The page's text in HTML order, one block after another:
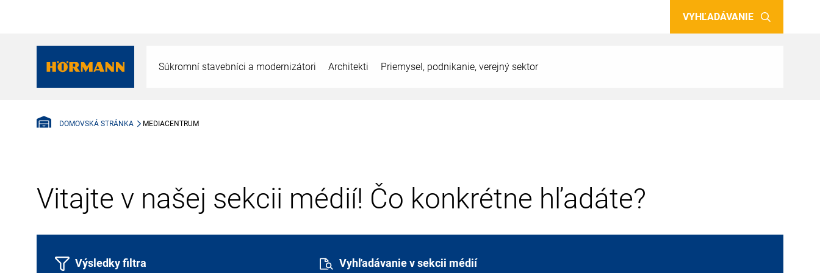
VYHĽADÁVANIE
Súkromní stavebníci a modernizátori Architekti Priemysel, podnikanie, verejný sektor
DOMOVSKÁ STRÁNKA MEDIACENTRUM
Vitajte v našej sekcii médií! Čo konkrétne hľadáte?
Vyhľadávanie v sekcii médií
Výsledky filtra